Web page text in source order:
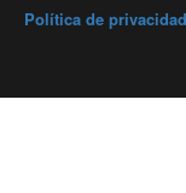
Política de privacidad